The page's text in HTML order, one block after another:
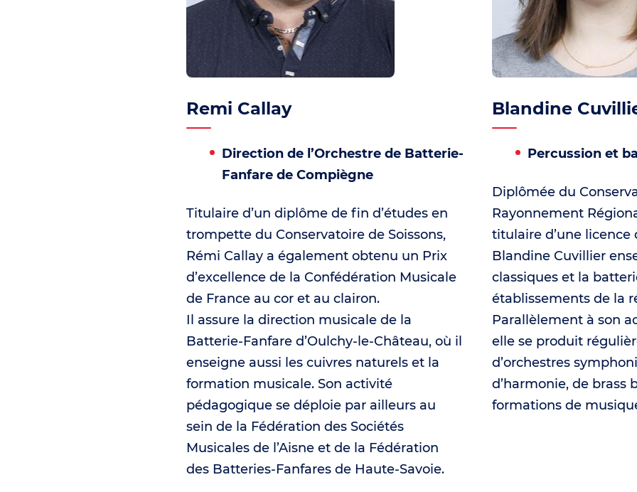
Remi Callay
Direction de l’Orchestre de Batterie-
Fanfare de Compiègne
Titulaire d’un diplôme de fin d’études en
trompette du Conservatoire de Soissons,
Rémi Callay a également obtenu un Prix
d’excellence de la Confédération Musicale
de France au cor et au clairon.
Il assure la direction musicale de la
Batterie‑Fanfare d’Oulchy‑le‑Château, où il
enseigne aussi les cuivres naturels et la
formation musicale. Son activité
pédagogique se déploie par ailleurs au
sein de la Fédération des Sociétés
Musicales de l’Aisne et de la Fédération
des Batteries‑Fanfares de Haute‑Savoie.
Blandine
Percussion et
Diplômée du
Rayonnement
titulaire d’une licence
Blandine Cuvillier
classiques et la
établissements de la
Parallèlement à son
elle se produit
d’orchestres
d’harmonie, de brass
formations de